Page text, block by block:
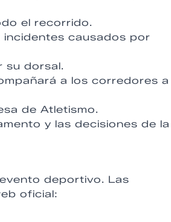
el recorrido.
incidentes causados por
su dorsal.
a los corredores
de Atletismo.
y las decisiones de la
deportivo. Las
oficial: